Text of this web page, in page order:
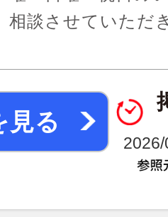
相談させていただ
見る